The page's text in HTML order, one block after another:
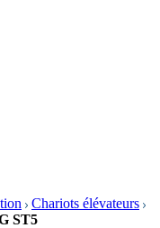
Chariots élévateurs
ST5